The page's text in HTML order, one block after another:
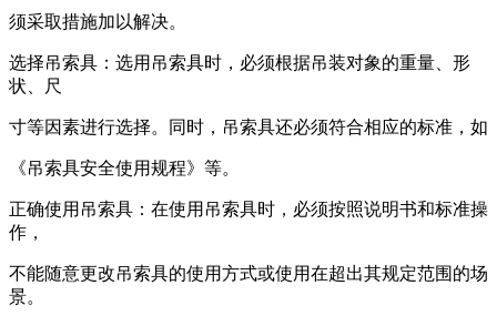
须采取措施加以解决。
选择吊索具：选用吊索具时，必须根据吊装对象的重量、形
状、尺
寸等因素进行选择。同时，吊索具还必须符合相应的标准，如
《吊索具安全使用规程》等。
正确使用吊索具：在使用吊索具时，必须按照说明书和标准操
作，
不能随意更改吊索具的使用方式或使用在超出其规定范围的场
景。